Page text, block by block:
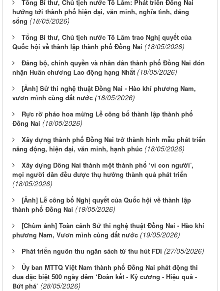
Tổng Bí thư, Chủ tịch nước Tô Lâm: Phát triển Đồng Nai
hướng tới thành phố hiện đại, văn minh, nghĩa tình, đáng
sống (18/05/2026)
Tổng Bí thư, Chủ tịch nước Tô Lâm trao Nghị quyết của
Quốc hội về thành lập thành phố Đồng Nai (18/05/2026)
Đảng bộ, chính quyền và nhân dân thành phố Đồng Nai đón
nhận Huân chương Lao động hạng Nhất (18/05/2026)
[Ảnh] Sử thi nghệ thuật Đồng Nai - Hào khí phương Nam,
vươn mình cùng đất nước (18/05/2026)
Rực rỡ pháo hoa mừng Lễ công bố thành lập thành phố
Đồng Nai (18/05/2026)
Xây dựng thành phố Đồng Nai trở thành hình mẫu phát triển
năng động, hiện đại, văn minh, hạnh phúc (18/05/2026)
Xây dựng Đồng Nai thành một thành phố ‘vì con người’,
mọi người dân đều được thụ hưởng thành quả phát triển
(18/05/2026)
[Ảnh] Lễ công bố Nghị quyết của Quốc hội về thành lập
thành phố Đồng Nai (19/05/2026)
[Chùm ảnh] Toàn cảnh Sử thi nghệ thuật Đồng Nai - Hào khí
phương Nam, Vươn mình cùng đất nước (19/05/2026)
Phát triển nguồn thu ngân sách từ thu hút FDI (27/05/2026)
Ủy ban MTTQ Việt Nam thành phố Đồng Nai phát động thi
đua đặc biệt 500 ngày đêm ‘Đoàn kết - Kỷ cương - Hiệu quả -
Bứt phá’ (28/05/2026)